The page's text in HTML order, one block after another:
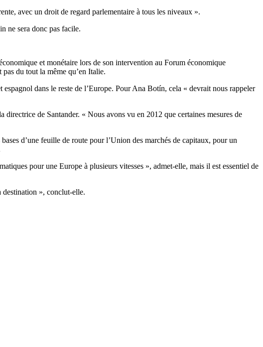
avec un droit de regard parlementaire à tous les niveaux ».
ne sera donc pas facile.
et monétaire lors de son intervention au Forum économique
du tout la même qu’en Italie.
dans le reste de l’Europe. Pour Ana Botín, cela « devrait nous rappeler
de Santander. « Nous avons vu en 2012 que certaines mesures de
d’une feuille de route pour l’Union des marchés de capitaux, pour un
pour une Europe à plusieurs vitesses », admet-elle, mais il est essentiel de
destination », conclut-elle.